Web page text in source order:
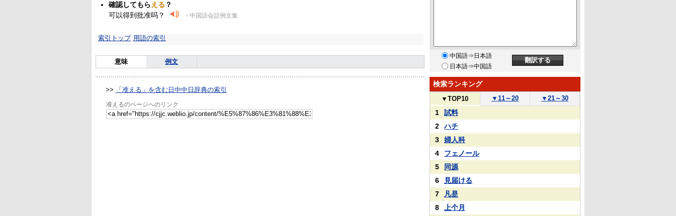
確認してもらえる ？
可以得到批准吗？
- 中国語会話例文集
索引トップ 用語の索引
意味 例文
>> 「准える」を含む日中中日辞典の索引
准えるのページへのリンク
中国語⇒日本語
日本語⇒中国語
検索ランキング
▼ TOP10 ▼ 11～20 ▼ 21～30
1
試料
2
ハチ
3
婦人科
4
フェノール
5
同源
6
見届ける
7
凡是
8
上个月